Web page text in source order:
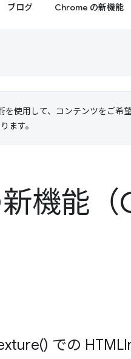
ブログ Chrome の新機能
を使用して、コンテンツをご希
ます。
機能（
) での